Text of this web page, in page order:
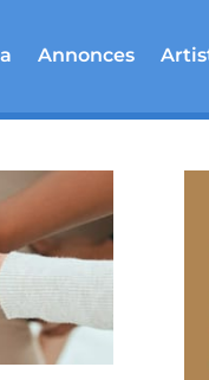
Annonces